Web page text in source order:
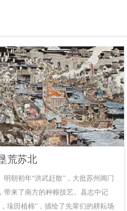
荒苏北
明朝初年“洪武赶散”，大批苏州阊门
带来了南方的种粮技艺。县志中记
垛田植棉”，描绘了先辈们的耕耘场